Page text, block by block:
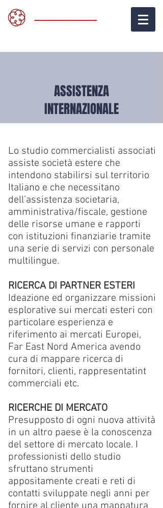
ASSISTENZA
INTERNAZIONALE
Lo studio commercialisti associati
assiste società estere che
intendono stabilirsi sul territorio
Italiano e che necessitano
dell’assistenza societaria,
amministrativa/fiscale, gestione
delle risorse umane e rapporti
con istituzioni finanziarie tramite
una serie di servizi con personale
multilingue.
RICERCA DI PARTNER ESTERI
Ideazione ed organizzare missioni
esplorative sui mercati esteri con
particolare esperienza e
riferimento ai mercati Europei,
Far East Nord America avendo
cura di mappare ricerca di
fornitori, clienti, rappresentatint
commerciali etc.
RICERCHE DI MERCATO
Presupposto di ogni nuova attività
in un altro paese è la conoscenza
del settore di mercato locale. I
professionisti dello studio
sfruttano strumenti
appositamente creati e reti di
contatti sviluppate negli anni per